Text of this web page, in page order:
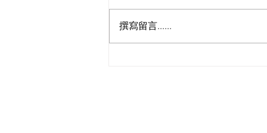
撰寫留言......